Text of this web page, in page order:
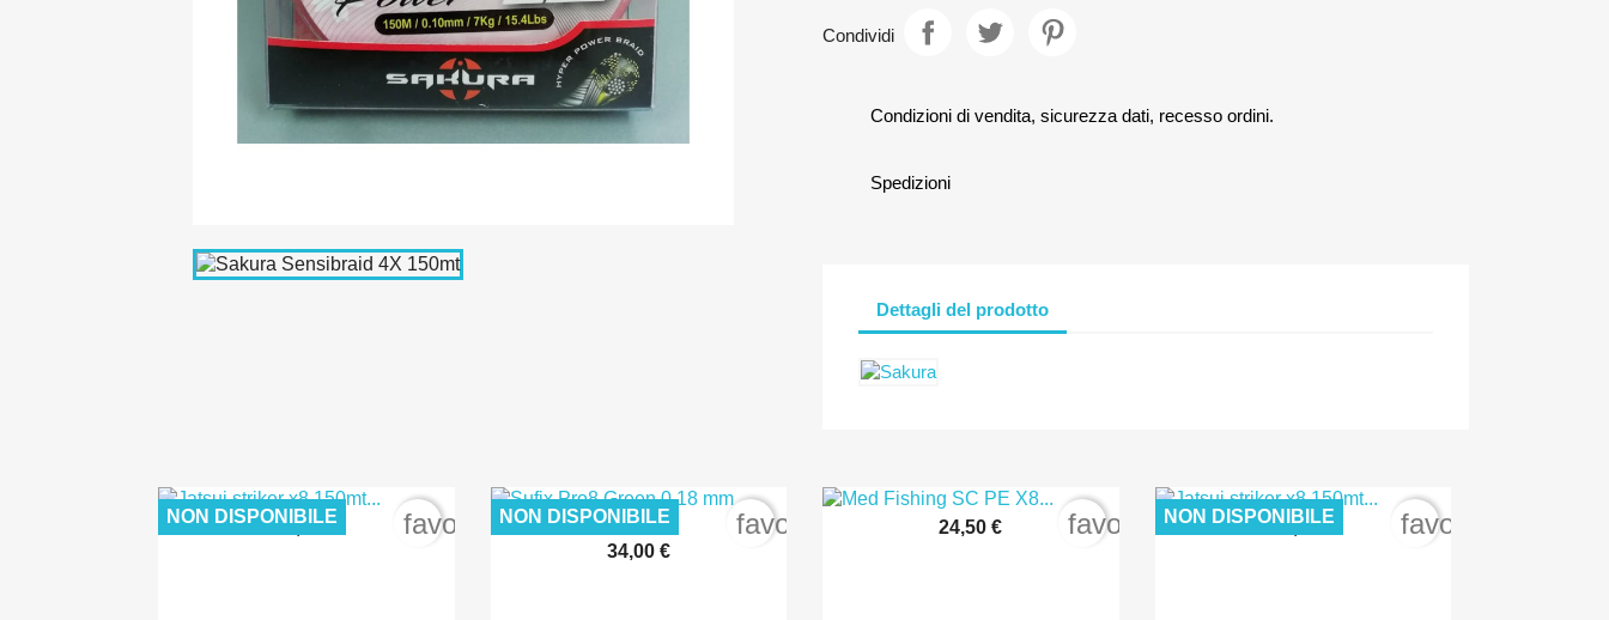
Condividi
Condizioni di vendita, sicurezza dati, recesso ordini.
Spedizioni
Dettagli del prodotto
 Anteprima
12,00 €
NON DISPONIBILE
favorite_border
Anteprima
34,00 €
NON DISPONIBILE favorite_border Anteprima
24,50 € favorite_border Anteprima
12,00 €
NON DISPONIBILE favorite_border